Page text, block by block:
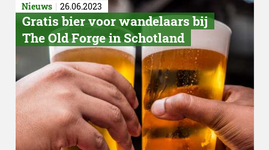
Nieuws 26.06.2023
Gratis bier voor wandelaars bij
The Old Forge in Schotland